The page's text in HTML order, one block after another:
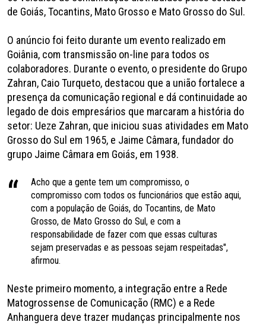
de Goiás, Tocantins, Mato Grosso e Mato Grosso do Sul.
O anúncio foi feito durante um evento realizado em
Goiânia, com transmissão on-line para todos os
colaboradores. Durante o evento, o presidente do Grupo
Zahran, Caio Turqueto, destacou que a união fortalece a
presença da comunicação regional e dá continuidade ao
legado de dois empresários que marcaram a história do
setor: Ueze Zahran, que iniciou suas atividades em Mato
Grosso do Sul em 1965, e Jaime Câmara, fundador do
grupo Jaime Câmara em Goiás, em 1938.
Acho que a gente tem um compromisso, o
compromisso com todos os funcionários que estão aqui,
com a população de Goiás, do Tocantins, de Mato
Grosso, de Mato Grosso do Sul, e com a
responsabilidade de fazer com que essas culturas
sejam preservadas e as pessoas sejam respeitadas",
afirmou.
Neste primeiro momento, a integração entre a Rede
Matogrossense de Comunicação (RMC) e a Rede
Anhanguera deve trazer mudanças principalmente nos